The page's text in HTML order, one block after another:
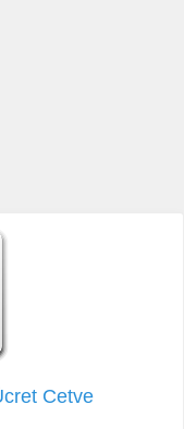
Cetve